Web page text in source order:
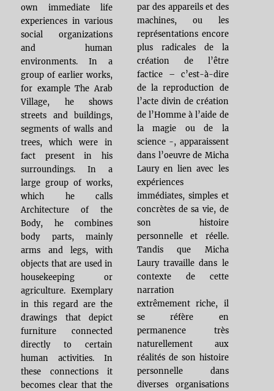
own immediate life
experiences in various
social organizations
and human
environments. In a
group of earlier works,
for example The Arab
Village, he shows
streets and buildings,
segments of walls and
trees, which were in
fact present in his
surroundings. In a
large group of works,
which he calls
Architecture of the
Body, he combines
body parts, mainly
arms and legs, with
objects that are used in
housekeeping or
agriculture. Exemplary
in this regard are the
drawings that depict
furniture connected
directly to certain
human activities. In
these connections it
becomes clear that the
par des appareils et des
machines, ou les
représentations encore
plus radicales de la
création de l’être
factice – c’est-à-dire
de la reproduction de
l’acte divin de création
de l’Homme à l’aide de
la magie ou de la
science -, apparaissent
dans l’oeuvre de Micha
Laury en lien avec les
expériences
immédiates, simples et
concrètes de sa vie, de
son histoire
personnelle et réelle.
Tandis que Micha
Laury travaille dans le
contexte de cette
narration
extrêmement riche, il
se réfère en
permanence très
naturellement aux
réalités de son histoire
personnelle dans
diverses organisations